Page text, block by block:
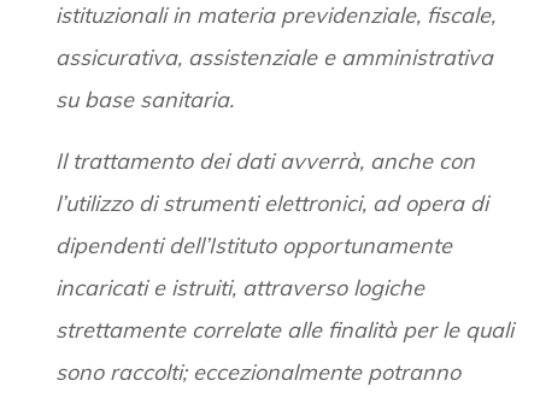
istituzionali in materia previdenziale, fiscale,
assicurativa, assistenziale e amministrativa
su base sanitaria.
Il trattamento dei dati avverrà, anche con
l’utilizzo di strumenti elettronici, ad opera di
dipendenti dell’Istituto opportunamente
incaricati e istruiti, attraverso logiche
strettamente correlate alle finalità per le quali
sono raccolti; eccezionalmente potranno